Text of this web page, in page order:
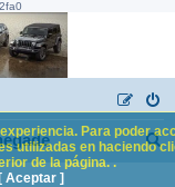
B
Para poder
utilizadas en haciendo
de la página. .
[ Aceptar ]